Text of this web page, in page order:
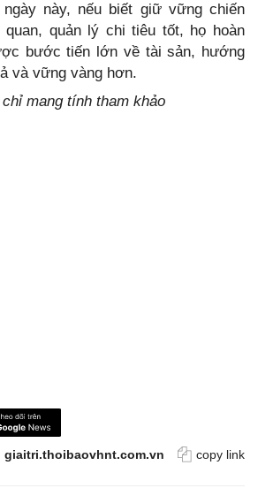
ngày này, nếu biết giữ vững chiến
quản lý chi tiêu tốt, họ hoàn
bước tiến lớn về tài sản, hướng
và vững vàng hơn.
mang tính tham khảo
giaitri.thoibaovhnt.com.vn copy link